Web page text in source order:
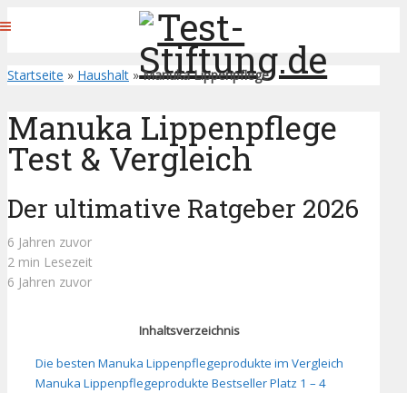
Startseite » Haushalt »Manuka Lippenpflege
Manuka Lippenpflege
Test & Vergleich
Der ultimative Ratgeber 2026
6 Jahren zuvor
2 min Lesezeit
6 Jahren zuvor
Inhaltsverzeichnis
Die besten Manuka Lippenpflegeprodukte im Vergleich
Manuka Lippenpflegeprodukte Bestseller Platz 1 – 4